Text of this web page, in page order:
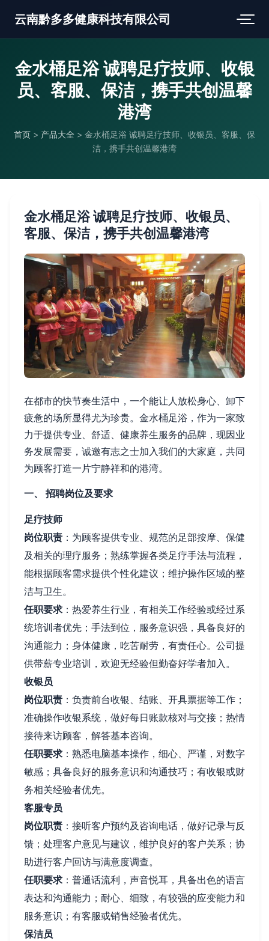
云南黔多多健康科技有限公司
金水桶足浴 诚聘足疗技师、收银
员、客服、保洁，携手共创温馨
港湾
首页 > 产品大全 > 金水桶足浴 诚聘足疗技师、收银员、客服、保
洁，携手共创温馨港湾
金水桶足浴 诚聘足疗技师、收银员、
客服、保洁，携手共创温馨港湾
在都市的快节奏生活中，一个能让人放松身心、卸下
疲惫的场所显得尤为珍贵。金水桶足浴，作为一家致
力于提供专业、舒适、健康养生服务的品牌，现因业
务发展需要，诚邀有志之士加入我们的大家庭，共同
为顾客打造一片宁静祥和的港湾。
一、 招聘岗位及要求
足疗技师
岗位职责 ：为顾客提供专业、规范的足部按摩、保健
及相关的理疗服务；熟练掌握各类足疗手法与流程，
能根据顾客需求提供个性化建议；维护操作区域的整
洁与卫生。
任职要求 ：热爱养生行业，有相关工作经验或经过系
统培训者优先；手法到位，服务意识强，具备良好的
沟通能力；身体健康，吃苦耐劳，有责任心。公司提
供带薪专业培训，欢迎无经验但勤奋好学者加入。
收银员
岗位职责 ：负责前台收银、结账、开具票据等工作；
准确操作收银系统，做好每日账款核对与交接；热情
接待来访顾客，解答基本咨询。
任职要求 ：熟悉电脑基本操作，细心、严谨，对数字
敏感；具备良好的服务意识和沟通技巧；有收银或财
务相关经验者优先。
客服专员
岗位职责 ：接听客户预约及咨询电话，做好记录与反
馈；处理客户意见与建议，维护良好的客户关系；协
助进行客户回访与满意度调查。
任职要求 ：普通话流利，声音悦耳，具备出色的语言
表达和沟通能力；耐心、细致，有较强的应变能力和
服务意识；有客服或销售经验者优先。
保洁员